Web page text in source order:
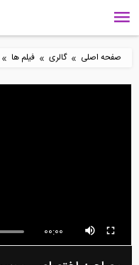
صفحه اصلی » گالری » فیلم ها »
00:00